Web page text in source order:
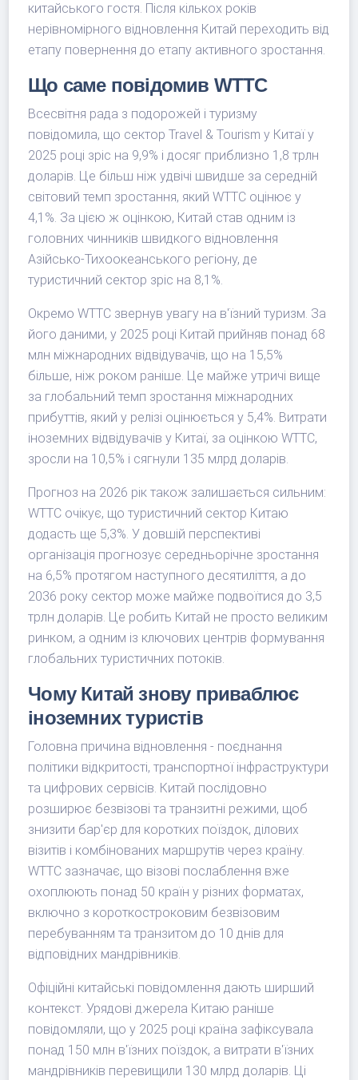
китайського гостя. Після кількох років
нерівномірного відновлення Китай переходить від
етапу повернення до етапу активного зростання.
Що саме повідомив WTTC
Всесвітня рада з подорожей і туризму
повідомила, що сектор Travel & Tourism у Китаї у
2025 році зріс на 9,9% і досяг приблизно 1,8 трлн
доларів. Це більш ніж удвічі швидше за середній
світовий темп зростання, який WTTC оцінює у
4,1%. За цією ж оцінкою, Китай став одним із
головних чинників швидкого відновлення
Азійсько-Тихоокеанського регіону, де
туристичний сектор зріс на 8,1%.
Окремо WTTC звернув увагу на в'їзний туризм. За
його даними, у 2025 році Китай прийняв понад 68
млн міжнародних відвідувачів, що на 15,5%
більше, ніж роком раніше. Це майже утричі вище
за глобальний темп зростання міжнародних
прибуттів, який у релізі оцінюється у 5,4%. Витрати
іноземних відвідувачів у Китаї, за оцінкою WTTC,
зросли на 10,5% і сягнули 135 млрд доларів.
Прогноз на 2026 рік також залишається сильним:
WTTC очікує, що туристичний сектор Китаю
додасть ще 5,3%. У довшій перспективі
організація прогнозує середньорічне зростання
на 6,5% протягом наступного десятиліття, а до
2036 року сектор може майже подвоїтися до 3,5
трлн доларів. Це робить Китай не просто великим
ринком, а одним із ключових центрів формування
глобальних туристичних потоків.
Чому Китай знову приваблює
іноземних туристів
Головна причина відновлення - поєднання
політики відкритості, транспортної інфраструктури
та цифрових сервісів. Китай послідовно
розширює безвізові та транзитні режими, щоб
знизити бар'єр для коротких поїздок, ділових
візитів і комбінованих маршрутів через країну.
WTTC зазначає, що візові послаблення вже
охоплюють понад 50 країн у різних форматах,
включно з короткостроковим безвізовим
перебуванням та транзитом до 10 днів для
відповідних мандрівників.
Офіційні китайські повідомлення дають ширший
контекст. Урядові джерела Китаю раніше
повідомляли, що у 2025 році країна зафіксувала
понад 150 млн в'їзних поїздок, а витрати в'їзних
мандрівників перевищили 130 млрд доларів. Ці